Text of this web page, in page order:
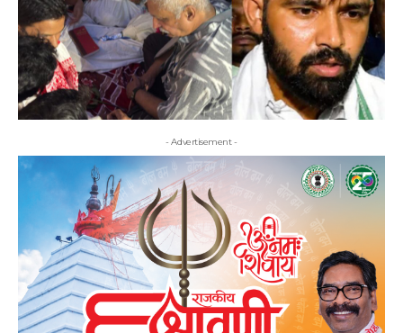
- Advertisement -